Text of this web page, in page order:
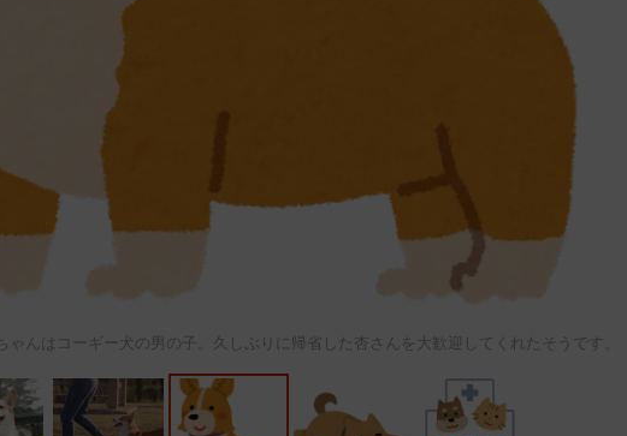
ゃんはコーギー犬の男の子。久しぶりに帰省した杏さんを大歓迎してくれたそうです。